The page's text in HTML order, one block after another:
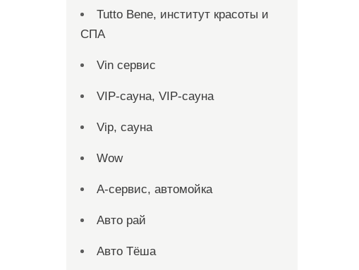
Tutto Bene, институт красоты и
СПА
Vin сервис
VIP-сауна, VIP-сауна
Vip, сауна
Wow
А-сервис, автомойка
Авто рай
Авто Тёша